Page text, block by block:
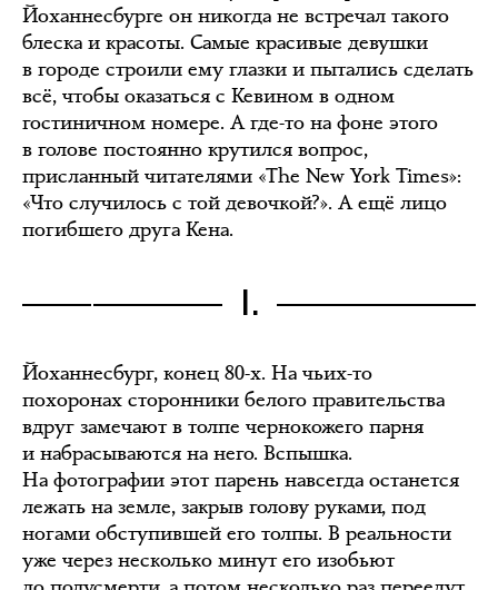
Йоханнесбурге он никогда не встречал такого
блеска и красоты. Самые красивые девушки
в городе строили ему глазки и пытались сделать
всё, чтобы оказаться с Кевином в одном
гостиничном номере. А где-то на фоне этого
в голове постоянно крутился вопрос,
присланный читателями «The New York Times»:
«Что случилось с той девочкой?». А ещё лицо
погибшего друга Кена.
I.
Йоханнесбург, конец 80-х. На чьих-то
похоронах сторонники белого правительства
вдруг замечают в толпе чернокожего парня
и набрасываются на него. Вспышка.
На фотографии этот парень навсегда останется
лежать на земле, закрыв голову руками, под
ногами обступившей его толпы. В реальности
уже через несколько минут его изобьют